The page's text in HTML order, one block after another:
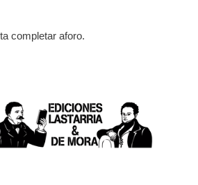
completar aforo.